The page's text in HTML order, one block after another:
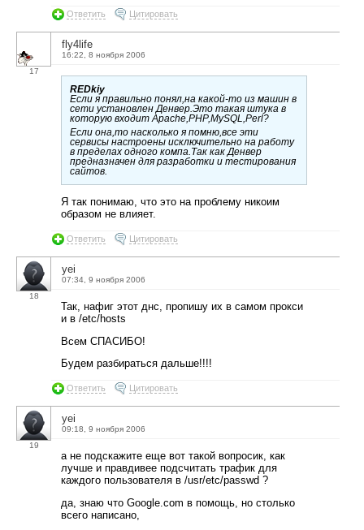
Ответить Цитировать
17
fly4life
16:22, 8 ноября 2006
REDkiy
Если я правильно понял,на какой-то из машин в
сети установлен Денвер.Это такая штука в
которую входит Apache,PHP,MySQL,Perl?
Если она,то насколько я помню,все эти
сервисы настроены исключительно на работу
в пределах одного компа.Так как Денвер
предназначен для разработки и тестирования
сайтов.
Я так понимаю, что это на проблему никоим
образом не влияет.
Ответить Цитировать
18
yei
07:34, 9 ноября 2006
Так, нафиг этот днс, пропишу их в самом прокси
и в /etc/hosts
Всем СПАСИБО!
Будем разбираться дальше!!!!
Ответить Цитировать
19
yei
09:18, 9 ноября 2006
а не подскажите еще вот такой вопросик, как
лучше и правдивее подсчитать трафик для
каждого пользователя в /usr/etc/passwd ?
да, знаю что Google.com в помощь, но столько
всего написано,